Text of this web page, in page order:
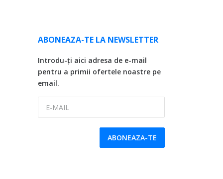
ABONEAZA-TE LA NEWSLETTER
Introdu-ți aici adresa de e-mail
pentru a primii ofertele noastre pe
email.
ABONEAZA-TE